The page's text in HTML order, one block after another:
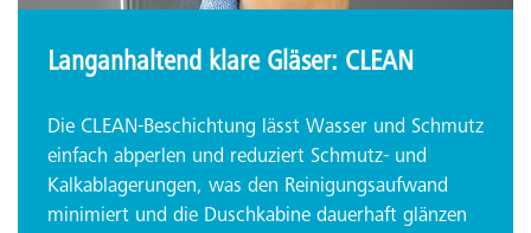
Langanhaltend klare Gläser: CLEAN
Die CLEAN-Beschichtung lässt Wasser und Schmutz
einfach abperlen und reduziert Schmutz- und
Kalkablagerungen, was den Reinigungsaufwand
minimiert und die Duschkabine dauerhaft glänzen